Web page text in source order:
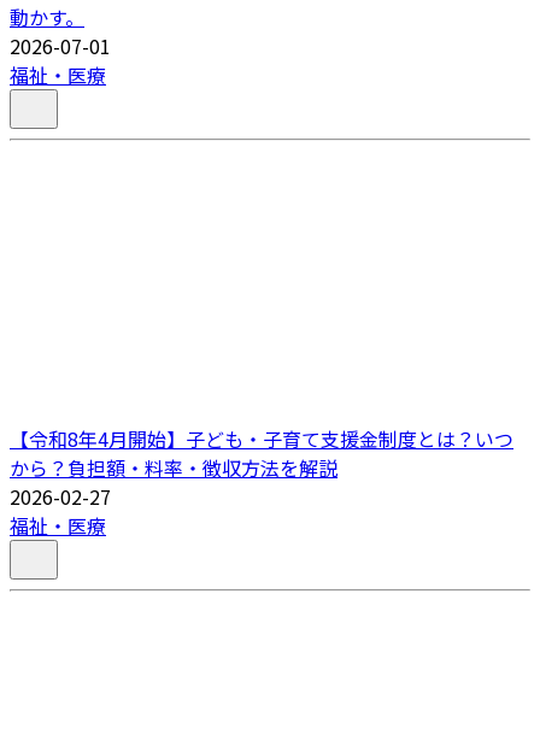
動かす。
2026-07-01
福祉・医療
【令和8年4月開始】子ども・子育て支援金制度とは？いつ
から？負担額・料率・徴収方法を解説
2026-02-27
福祉・医療